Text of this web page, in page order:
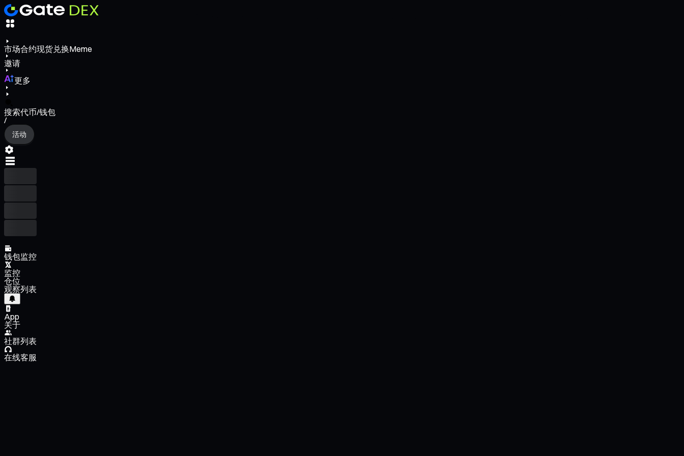
市场合约现货兑换Meme
邀请
更多
搜索代币/钱包
/
活动
钱包监控
监控
仓位
观察列表
App
关于
社群列表
在线客服